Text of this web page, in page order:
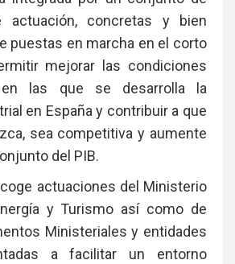
actuación, concretas y bien
puestas en marcha en el corto
mejorar las condiciones
en las que se desarrolla la
en España y contribuir a que
sea competitiva y aumente
del PIB.
actuaciones del Ministerio
y Turismo así como de
Ministeriales y entidades
a facilitar un entorno